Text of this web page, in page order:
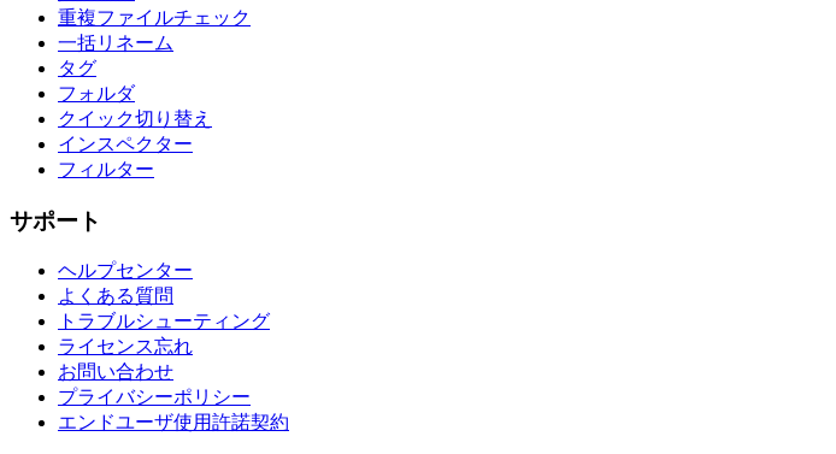
重複ファイルチェック
一括リネーム
タグ
フォルダ
クイック切り替え
インスペクター
フィルター
サポート
ヘルプセンター
よくある質問
トラブルシューティング
ライセンス忘れ
お問い合わせ
プライバシーポリシー
エンドユーザ使用許諾契約